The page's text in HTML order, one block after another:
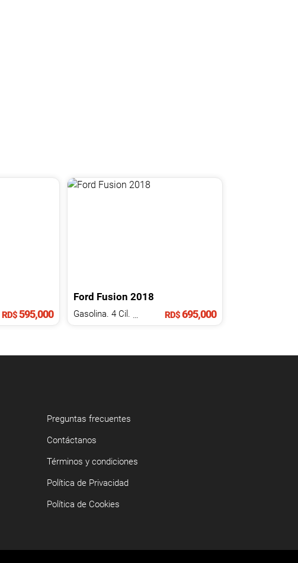
RD$595,000
Ford Fusion 2018
RD$695,000
Preguntas frecuentes
Contáctanos
Términos y condiciones
Política de Privacidad
Política de Cookies